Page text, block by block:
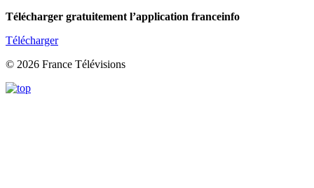
Télécharger gratuitement l’application franceinfo
Télécharger
© 2026 France Télévisions